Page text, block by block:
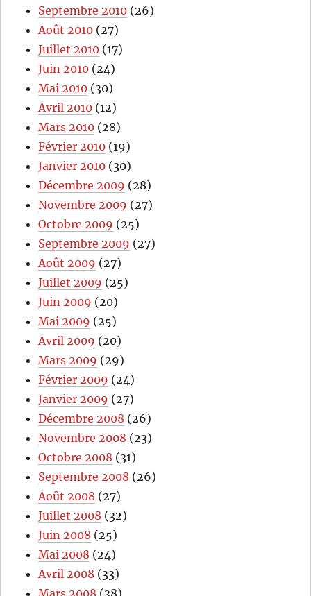
Septembre 2010 (26)
Août 2010 (27)
Juillet 2010 (17)
Juin 2010 (24)
Mai 2010 (30)
Avril 2010 (12)
Mars 2010 (28)
Février 2010 (19)
Janvier 2010 (30)
Décembre 2009 (28)
Novembre 2009 (27)
Octobre 2009 (25)
Septembre 2009 (27)
Août 2009 (27)
Juillet 2009 (25)
Juin 2009 (20)
Mai 2009 (25)
Avril 2009 (20)
Mars 2009 (29)
Février 2009 (24)
Janvier 2009 (27)
Décembre 2008 (26)
Novembre 2008 (23)
Octobre 2008 (31)
Septembre 2008 (26)
Août 2008 (27)
Juillet 2008 (32)
Juin 2008 (25)
Mai 2008 (24)
Avril 2008 (33)